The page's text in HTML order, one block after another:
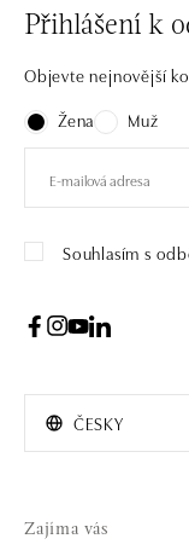
Přihlášení k
Objevte nejnovější
Žena
Muž
Souhlasím s
ČESKY
Zajíma vás